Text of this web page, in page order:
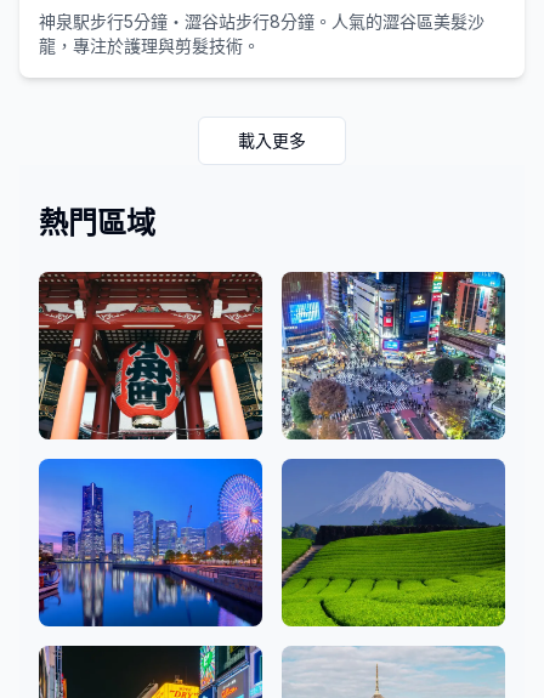
神泉駅步行5分鐘・澀谷站步行8分鐘。人氣的澀谷區美髮沙
龍，專注於護理與剪髮技術。
載入更多
熱門區域
淺草、銀座、上野 澀谷、新宿、池袋
80 沙龍
神奈川
19 沙龍
靜岡
2 沙龍